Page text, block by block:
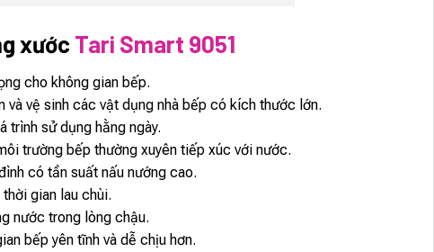
xướcTari Smart 9051
cho không gian bếp.
vệ sinh các vật dụng nhà bếp có kích thước lớn.
trình sử dụng hằng ngày.
trường bếp thường xuyên tiếp xúc với nước.
có tần suất nấu nướng cao.
gian lau chùi.
nước trong lòng chậu.
bếp yên tĩnh và dễ chịu hơn.